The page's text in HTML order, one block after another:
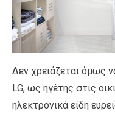
Δεν χρειάζεται όμως
LG, ως ηγέτης στις
ηλεκτρονικά είδη